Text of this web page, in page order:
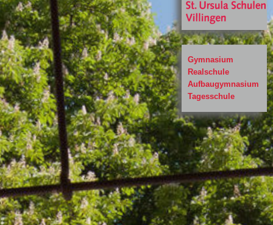
Gymnasium
Realschule
Aufbaugymnasium
Tagesschule